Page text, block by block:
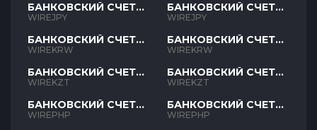
БАНКОВСКИЙ СЧЕТ
JPY
WIREJPY
БАНКОВСКИЙ СЧЕТ
KRW
WIREKRW
БАНКОВСКИЙ СЧЕТ
KZT
WIREKZT
БАНКОВСКИЙ СЧЕТ
PHP
WIREPHP
БАНКОВСКИЙ СЧЕТ
JPY
WIREJPY
БАНКОВСКИЙ СЧЕТ
KRW
WIREKRW
БАНКОВСКИЙ СЧЕТ
KZT
WIREKZT
БАНКОВСКИЙ СЧЕТ
PHP
WIREPHP